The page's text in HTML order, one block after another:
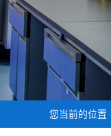
您当前的位置